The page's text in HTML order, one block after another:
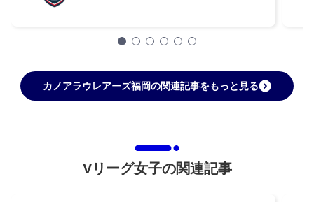
カノアラウレアーズ福岡の関連記事をもっと見る
Vリーグ女子の関連記事